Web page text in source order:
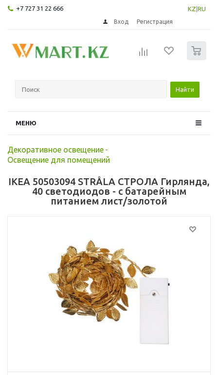
+7 727 31 22 666 KZ RU
Вход Регистрация
Найти
МЕНЮ
Декоративное освещение -
Освещение для помещений
IKEA 50503094 STRÅLA СТРОЛА Гирлянда,
40 светодиодов - с батарейным
питанием лист/золотой